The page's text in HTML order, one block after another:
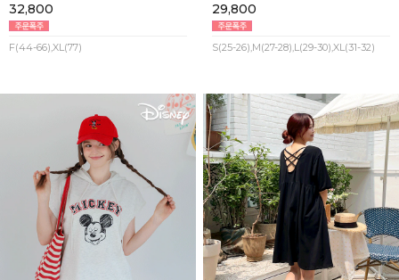
32,800
F(44-66),XL(77)
29,800
S(25-26),M(27-28),L(29-30),XL(31-32)